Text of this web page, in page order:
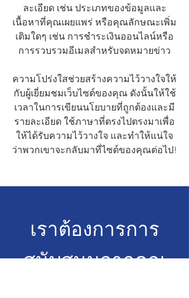
ละเอียด เช่น ประเภทของข้อมูลและ
เนื้อหาที่คุณเผยแพร่ หรือคุณลักษณะเพิ่ม
เติมใดๆ เช่น การชำระเงินออนไลน์หรือ
การรวบรวมอีเมลสำหรับจดหมายข่าว
ความโปร่งใสช่วยสร้างความไว้วางใจให้
กับผู้เยี่ยมชมเว็บไซต์ของคุณ ดังนั้นให้ใช้
เวลาในการเขียนนโยบายที่ถูกต้องและมี
รายละเอียด ใช้ภาษาที่ตรงไปตรงมาเพื่อ
ให้ได้รับความไว้วางใจ และทำให้แน่ใจ
ว่าพวกเขาจะกลับมาที่ไซต์ของคุณต่อไป!
เราต้องการการ
สนับสนุนจากคุณ